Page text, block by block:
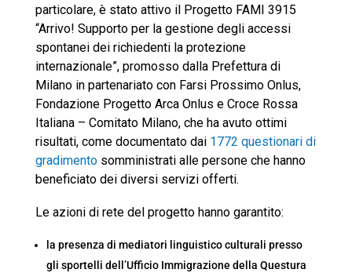
particolare, è stato attivo il Progetto FAMI 3915
“Arrivo! Supporto per la gestione degli accessi
spontanei dei richiedenti la protezione
internazionale”, promosso dalla Prefettura di
Milano in partenariato con Farsi Prossimo Onlus,
Fondazione Progetto Arca Onlus e Croce Rossa
Italiana – Comitato Milano, che ha avuto ottimi
risultati, come documentato dai 1772 questionari di
gradimentosomministrati alle persone che hanno
beneficiato dei diversi servizi offerti.
Le azioni di rete del progetto hanno garantito:
la presenza di mediatori linguistico culturali presso
gli sportelli dell’Ufficio Immigrazione della Questura